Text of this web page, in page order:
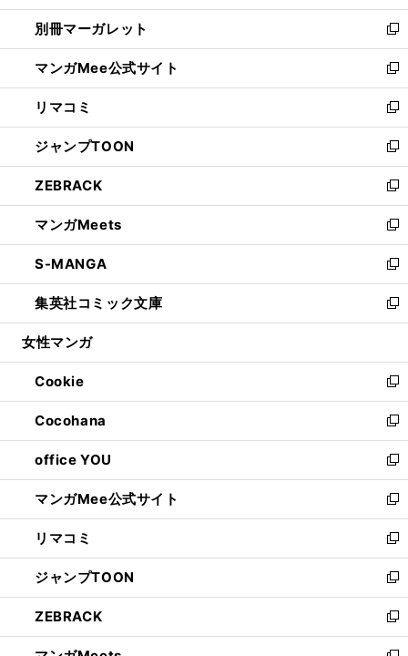
開
く
ウ
で
開
く
ウ
ィ
ン
ド
ウ
で
開
く
し
い
ウ
ィ
ン
ド
ウ
で
開
く
別冊マーガレット
新
し
い
ウ
ィ
ン
ド
ウ
で
開
く
マンガMee公式サイト
新
し
い
ウ
ィ
ン
ド
ウ
で
開
く
リマコミ
新
し
い
ウ
ィ
ン
ド
ウ
で
開
く
ジャンプTOON
新
し
い
ウ
ィ
ン
ド
ウ
で
開
ZEBRACK
新
し
い
ウ
ィ
ン
ド
ウ
開
く
マンガMeets
新
し
い
ウ
ィ
ン
ウ
で
開
く
S-MANGA
新
し
い
ウ
ン
ド
ウ
で
開
く
集英社コミック文庫
新
し
ウ
ィ
ン
ド
ウ
で
開
く
女性マンガ
Cookie
新
し
い
ウ
ィ
ン
ド
ウ
で
開
く
Cocohana
新
し
い
ウ
ィ
ン
ド
ウ
で
開
く
office YOU
新
し
い
ウ
ィ
ン
ド
ウ
で
開
マンガMee公式サイト
新
し
い
ウ
ィ
ン
ド
ウ
リマコミ
新
し
い
ウ
ィ
ン
ジャンプTOON
新
し
い
ウ
ZEBRACK
新
し